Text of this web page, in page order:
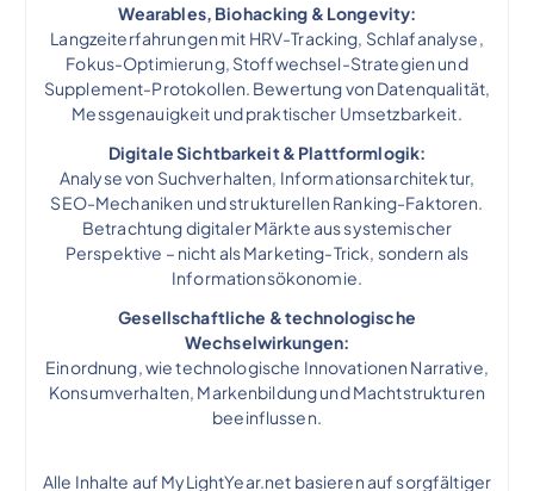
Wearables, Biohacking & Longevity:
Langzeiterfahrungen mit HRV-Tracking, Schlafanalyse,
Fokus-Optimierung, Stoffwechsel-Strategien und
Supplement-Protokollen. Bewertung von Datenqualität,
Messgenauigkeit und praktischer Umsetzbarkeit.
Digitale Sichtbarkeit & Plattformlogik:
Analyse von Suchverhalten, Informationsarchitektur,
SEO-Mechaniken und strukturellen Ranking-Faktoren.
Betrachtung digitaler Märkte aus systemischer
Perspektive – nicht als Marketing-Trick, sondern als
Informationsökonomie.
Gesellschaftliche & technologische
Wechselwirkungen:
Einordnung, wie technologische Innovationen Narrative,
Konsumverhalten, Markenbildung und Machtstrukturen
beeinflussen.
Alle Inhalte auf MyLightYear.net basieren auf sorgfältiger